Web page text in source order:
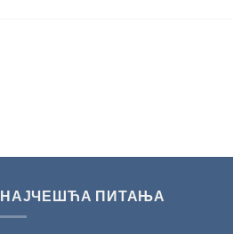
НАЈЧЕШЋА ПИТАЊА